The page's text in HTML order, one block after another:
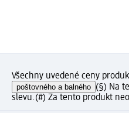
Všechny uvedené ceny
poštovného a balného (§) Na
slevu.(#) Za tento produkt